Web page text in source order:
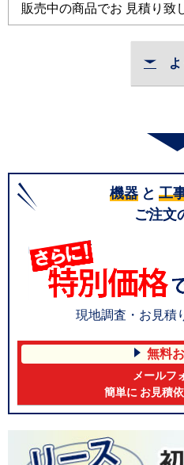
販売中の商品でお 見積り致
よ
機器 と 工
ご注文
現地調査・お見積
無料
メールフ
簡単に お見積